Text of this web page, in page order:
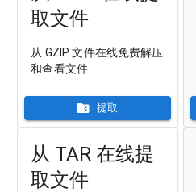
取文件
从 GZIP 文件在线免费解压
和查看文件
提取
从 TAR 在线提
取文件